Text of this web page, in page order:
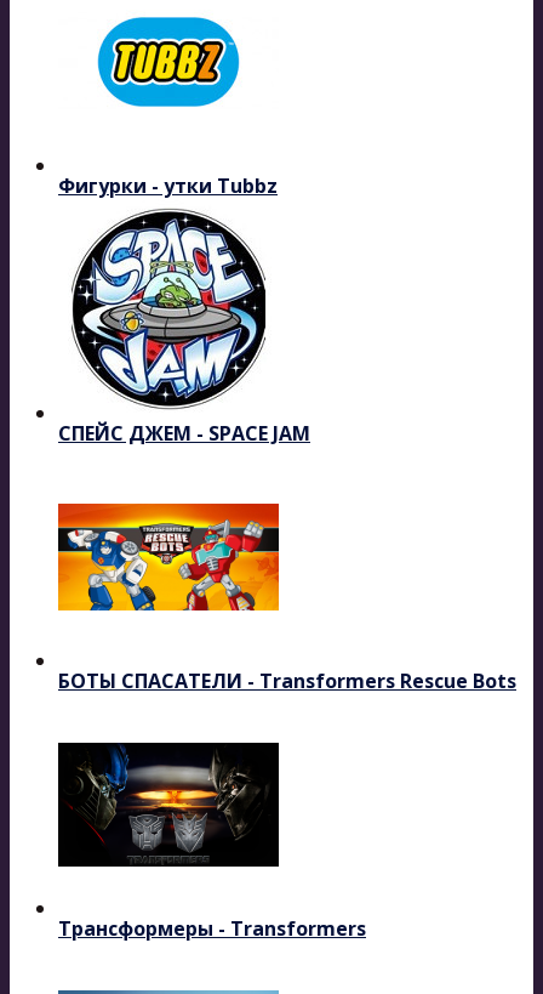
Фигурки - утки Tubbz
СПЕЙС ДЖЕМ - SPACE JAM
БОТЫ СПАСАТЕЛИ - Transformers Rescue Bots
Трансформеры - Transformers